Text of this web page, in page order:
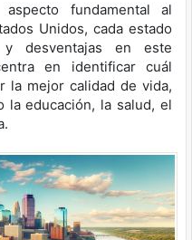
fundamental al
Unidos, cada estado
desventajas en este
en identificar cuál
la mejor calidad de vida,
la educación, la salud, el